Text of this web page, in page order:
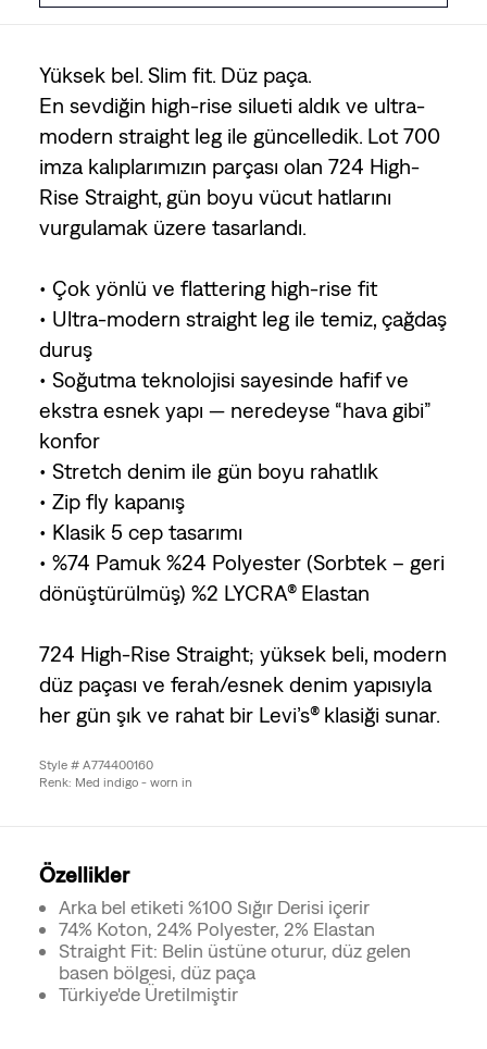
Yüksek bel. Slim fit. Düz paça.
En sevdiğin high-rise silueti aldık ve ultra-
modern straight leg ile güncelledik. Lot 700
imza kalıplarımızın parçası olan 724 High-
Rise Straight, gün boyu vücut hatlarını
vurgulamak üzere tasarlandı.
• Çok yönlü ve flattering high-rise fit
• Ultra-modern straight leg ile temiz, çağdaş
duruş
• Soğutma teknolojisi sayesinde hafif ve
ekstra esnek yapı — neredeyse “hava gibi”
konfor
• Stretch denim ile gün boyu rahatlık
• Zip fly kapanış
• Klasik 5 cep tasarımı
• %74 Pamuk %24 Polyester (Sorbtek – geri
dönüştürülmüş) %2 LYCRA® Elastan
724 High-Rise Straight; yüksek beli, modern
düz paçası ve ferah/esnek denim yapısıyla
her gün şık ve rahat bir Levi’s® klasiği sunar.
Style # A774400160
Renk: Med indigo - worn in
Özellikler
Arka bel etiketi %100 Sığır Derisi içerir
74% Koton, 24% Polyester, 2% Elastan
Straight Fit: Belin üstüne oturur, düz gelen
basen bölgesi, düz paça
Türkiye'de Üretilmiştir